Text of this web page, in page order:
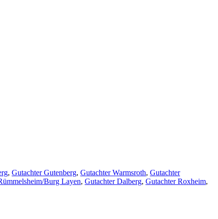
, Gutachter Gutenberg, Gutachter Warmsroth, Gutachter
Burg Layen, Gutachter Dalberg, Gutachter Roxheim,